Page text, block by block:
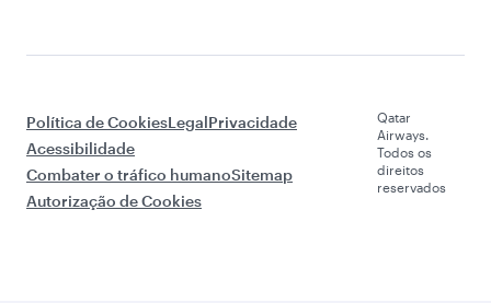
Política de CookiesLegalPrivacidade
Acessibilidade
Combater o tráfico humanoSitemap
Autorização de Cookies
Qatar
Airways.
Todos os
direitos
reservados